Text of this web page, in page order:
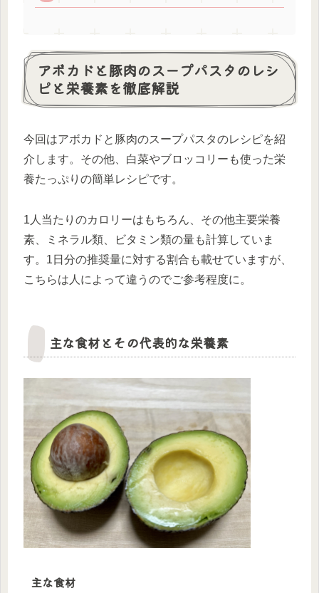
アボカドと豚肉のスープパスタのレシ
ピと栄養素を徹底解説
今回はアボカドと豚肉のスープパスタのレシピを紹
介します。その他、白菜やブロッコリーも使った栄
養たっぷりの簡単レシピです。
1人当たりのカロリーはもちろん、その他主要栄養
素、ミネラル類、ビタミン類の量も計算していま
す。1日分の推奨量に対する割合も載せていますが、
こちらは人によって違うのでご参考程度に。
主な食材とその代表的な栄養素
主な食材